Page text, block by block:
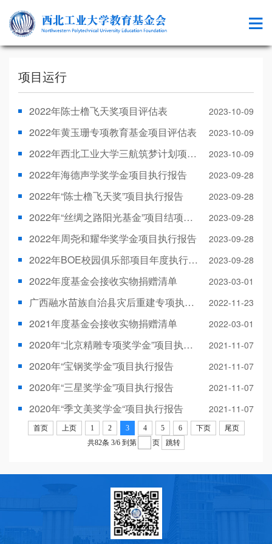
项目运行
2022年陈士橹飞天奖项目评估表 2023-10-09
2022年黄玉珊专项教育基金项目评估表 2023-10-09
2022年西北工业大学三航筑梦计划项目评估表 2023-10-09
2022年海德声学奖学金项目执行报告 2023-09-28
2022年“陈士橹飞天奖”项目执行报告 2023-09-28
2022年“丝绸之路阳光基金”项目结项报告 2023-09-28
2022年周尧和耀华奖学金项目执行报告 2023-09-28
2022年BOE校园俱乐部项目年度执行报告 2023-09-28
2022年度基金会接收实物捐赠清单 2023-03-01
广西融水苗族自治县灾后重建专项执行公示 2022-11-23
2021年度基金会接收实物捐赠清单 2022-03-01
2020年“北京精雕专项奖学金”项目执行报告 2021-11-07
2020年“宝钢奖学金”项目执行报告 2021-11-07
2020年“三星奖学金”项目执行报告 2021-11-07
2020年“季文美奖学金“项目执行报告 2021-11-07
首页 上页 1 2 3 4 5 6 下页
尾页
共82条 3/6 到第 页 跳转